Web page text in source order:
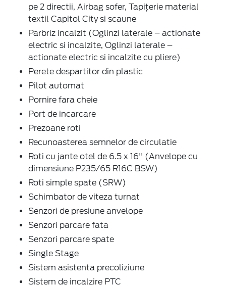
pe 2 directii, Airbag sofer, Tapițerie material
textil Capitol City si scaune
Parbriz incalzit (Oglinzi laterale – actionate
electric si incalzite, Oglinzi laterale –
actionate electric si incalzite cu pliere)
Perete despartitor din plastic
Pilot automat
Pornire fara cheie
Port de incarcare
Prezoane roti
Recunoasterea semnelor de circulatie
Roti cu jante otel de 6.5 x 16'' (Anvelope cu
dimensiune P235/65 R16C BSW)
Roti simple spate (SRW)
Schimbator de viteza turnat
Senzori de presiune anvelope
Senzori parcare fata
Senzori parcare spate
Single Stage
Sistem asistenta precoliziune
Sistem de incalzire PTC